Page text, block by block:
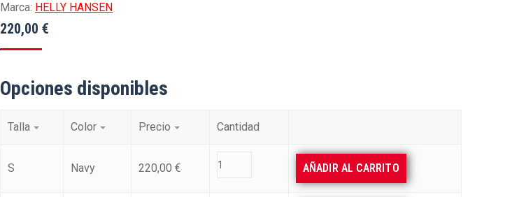
Marca: HELLY HANSEN
220,00 €
Opciones disponibles
Talla Color Precio Cantidad
S Navy 220,00 € AÑADIR AL CARRITO